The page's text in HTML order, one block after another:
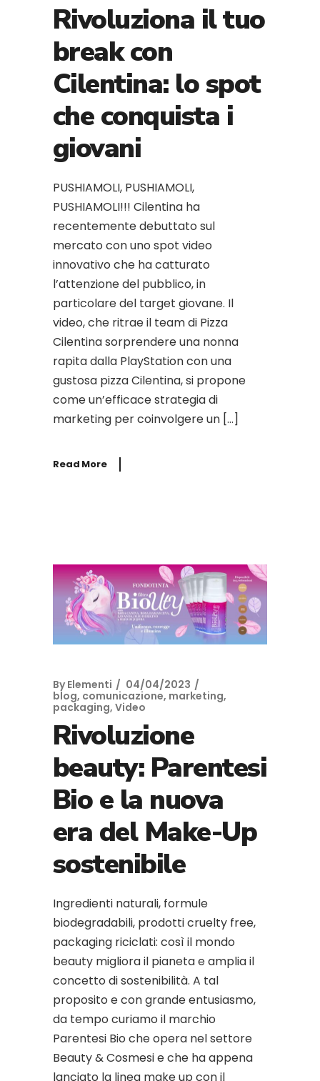
Rivoluziona il tuo
break con
Cilentina: lo spot
che conquista i
giovani
PUSHIAMOLI, PUSHIAMOLI,
PUSHIAMOLI!!! Cilentina ha
recentemente debuttato sul
mercato con uno spot video
innovativo che ha catturato
l’attenzione del pubblico, in
particolare del target giovane. Il
video, che ritrae il team di Pizza
Cilentina sorprendere una nonna
rapita dalla PlayStation con una
gustosa pizza Cilentina, si propone
come un’efficace strategia di
marketing per coinvolgere un […]
Read More
By Elementi
04/04/2023
blog, comunicazione, marketing,
packaging, Video
Rivoluzione
beauty: Parentesi
Bio e la nuova
era del Make-Up
sostenibile
Ingredienti naturali, formule
biodegradabili, prodotti cruelty free,
packaging riciclati: così il mondo
beauty migliora il pianeta e amplia il
concetto di sostenibilità. A tal
proposito e con grande entusiasmo,
da tempo curiamo il marchio
Parentesi Bio che opera nel settore
Beauty & Cosmesi e che ha appena
lanciato la linea make up con il